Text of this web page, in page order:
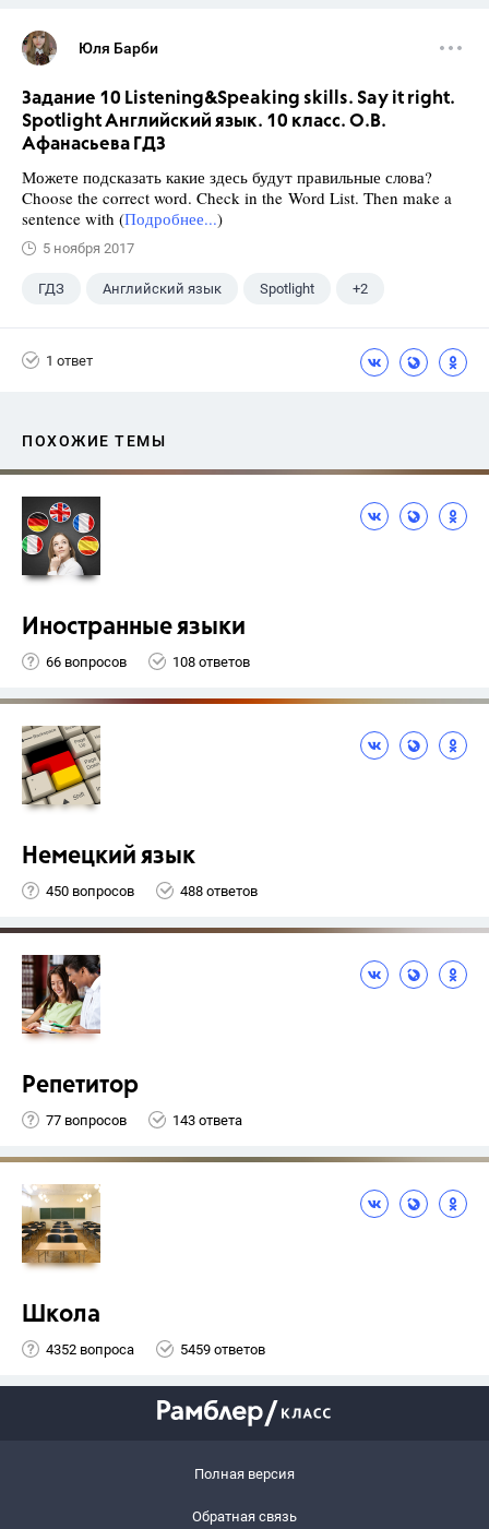
Юля Барби
Задание 10 Listening&Speaking skills. Say it right.
Spotlight Английский язык. 10 класс. О.В.
Афанасьева ГДЗ
Можете подсказать какие здесь будут правильные слова?
Choose the correct word. Check in the Word List. Then make a
sentence with (Подробнее...)
5 ноября 2017
ГДЗ Английский язык Spotlight +2
1 ответ
ПОХОЖИЕ ТЕМЫ
Иностранные языки
66 вопросов 108 ответов
Немецкий язык
450 вопросов 488 ответов
Репетитор
77 вопросов 143 ответа
Школа
4352 вопроса 5459 ответов
Полная версия
Обратная связь